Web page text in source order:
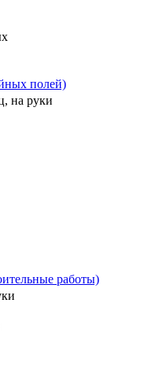
полей)
на руки
работы)